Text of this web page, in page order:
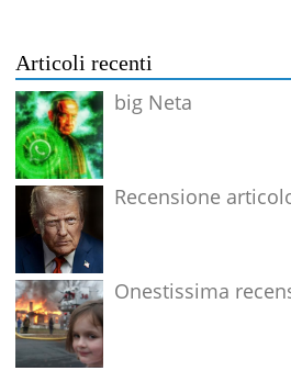
Articoli recenti
big Neta
Recensione
Onestissima